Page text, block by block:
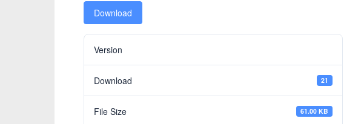
Download
Version
Download 21
File Size 61.00 KB